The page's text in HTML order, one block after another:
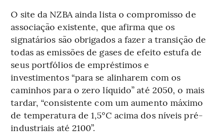
O site da NZBA ainda lista o compromisso de
associação existente, que afirma que os
signatários são obrigados a fazer a transição de
todas as emissões de gases de efeito estufa de
seus portfólios de empréstimos e
investimentos “para se alinharem com os
caminhos para o zero líquido” até 2050, o mais
tardar, “consistente com um aumento máximo
de temperatura de 1,5°C acima dos níveis pré-
industriais até 2100”.